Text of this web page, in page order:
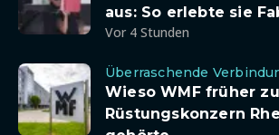
aus: So erlebte sie
Vor 4 Stunden
Überraschende
Wieso WMF früher
Rüstungskonzern